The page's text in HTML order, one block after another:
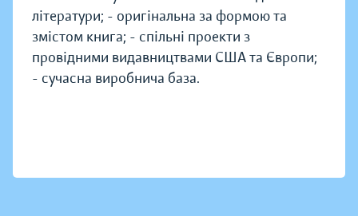
літератури; - оригінальна за формою та
змістом книга; - спільні проекти з
провідними видавництвами США та Європи;
- сучасна виробнича база.